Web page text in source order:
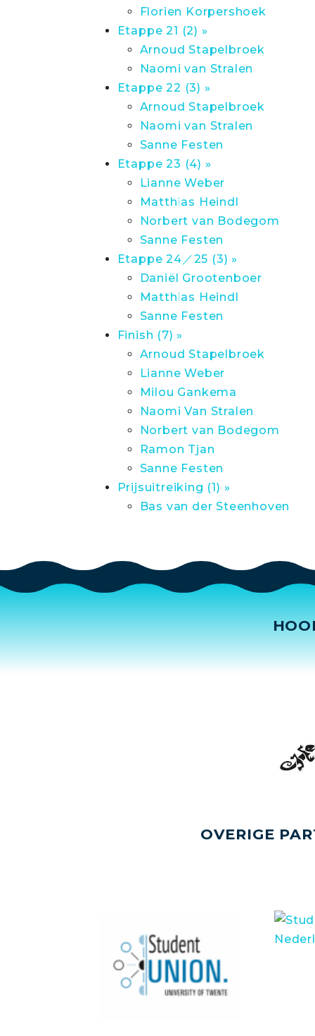
Florien Korpershoek
Etappe 21 (2) »
Arnoud Stapelbroek
Naomi van Stralen
Etappe 22 (3) »
Arnoud Stapelbroek
Naomi van Stralen
Sanne Festen
Etappe 23 (4) »
Lianne Weber
Matthias Heindl
Norbert van Bodegom
Sanne Festen
Etappe 24／25 (3) »
Daniël Grootenboer
Matthias Heindl
Sanne Festen
Finish (7) »
Arnoud Stapelbroek
Lianne Weber
Milou Gankema
Naomi Van Stralen
Norbert van Bodegom
Ramon Tjan
Sanne Festen
Prijsuitreiking (1) »
Bas van der Steenhoven
OVERIGE